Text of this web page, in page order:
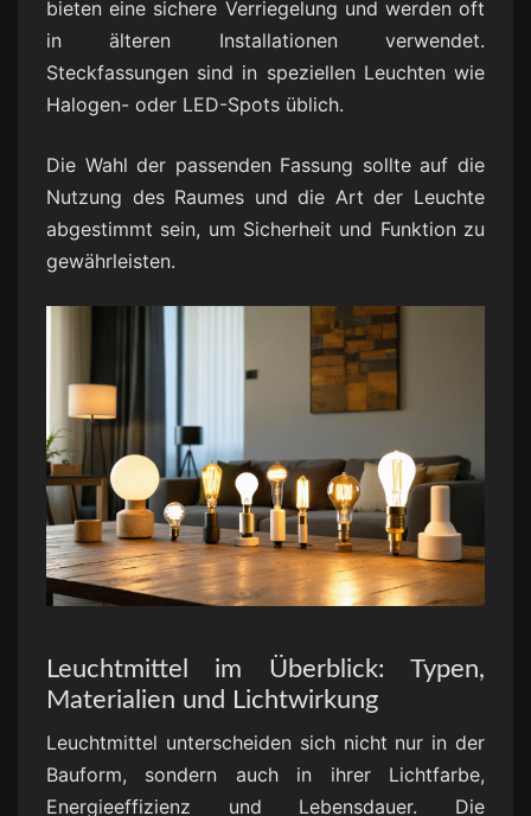
bieten eine sichere Verriegelung und werden oft
in älteren Installationen verwendet.
Steckfassungen sind in speziellen Leuchten wie
Halogen- oder LED-Spots üblich.
Die Wahl der passenden Fassung sollte auf die
Nutzung des Raumes und die Art der Leuchte
abgestimmt sein, um Sicherheit und Funktion zu
gewährleisten.
Leuchtmittel im Überblick: Typen,
Materialien und Lichtwirkung
Leuchtmittel unterscheiden sich nicht nur in der
Bauform, sondern auch in ihrer Lichtfarbe,
Energieeffizienz und Lebensdauer. Die